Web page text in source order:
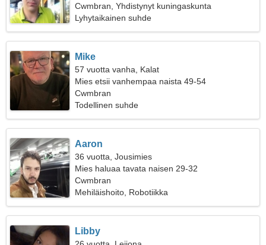
Cwmbran, Yhdistynyt kuningaskunta
Lyhytaikainen suhde
Mike
57 vuotta vanha, Kalat
Mies etsii vanhempaa naista 49-54
Cwmbran
Todellinen suhde
Aaron
36 vuotta, Jousimies
Mies haluaa tavata naisen 29-32
Cwmbran
Mehiläishoito, Robotiikka
Libby